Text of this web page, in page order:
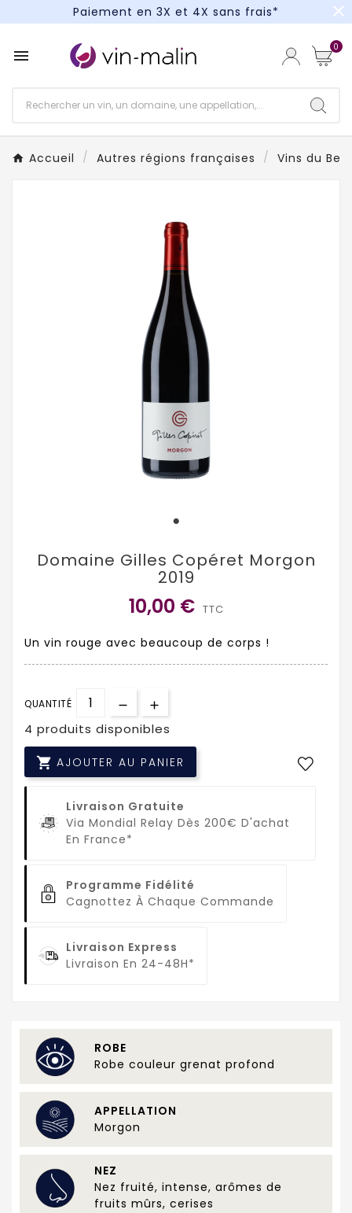
Paiement en 3X et 4X sans frais*
Paiement en 3X et 4X sans frais*
close
 0
Accueil Autres régions françaises Vins du
Domaine Gilles Copéret Morgon
2019
10,00 € TTC
Un vin rouge avec beaucoup de corps !
QUANTITÉ
4 produits disponibles
 AJOUTER AU PANIER
Livraison Gratuite
Via Mondial Relay Dès 200€ D'achat
En France*
Programme Fidélité
Cagnottez À Chaque Commande
Livraison Express
Livraison En 24-48H*
ROBE
Robe couleur grenat profond
APPELLATION
Morgon
NEZ
Nez fruité, intense, arômes de
fruits mûrs, cerises